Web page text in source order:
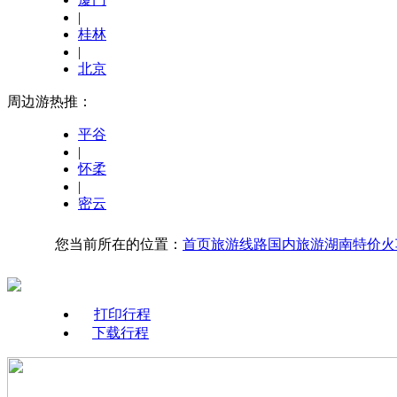
|
桂林
|
北京
周边游热推：
平谷
|
怀柔
|
密云
您当前所在的位置： 首页旅游线路国内旅游湖南特价
打印行程
下载行程